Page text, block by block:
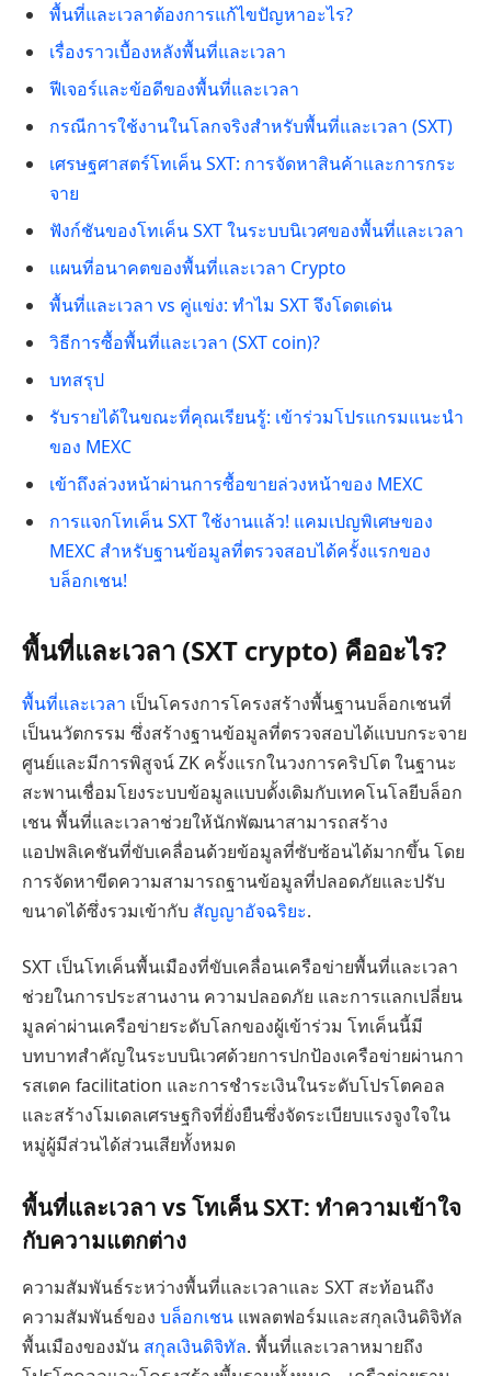
พื้นที่และเวลาต้องการแก้ไขปัญหาอะไร?
เรื่องราวเบื้องหลังพื้นที่และเวลา
ฟีเจอร์และข้อดีของพื้นที่และเวลา
กรณีการใช้งานในโลกจริงสำหรับพื้นที่และเวลา (SXT)
เศรษฐศาสตร์โทเค็น SXT: การจัดหาสินค้าและการกระ
จาย
ฟังก์ชันของโทเค็น SXT ในระบบนิเวศของพื้นที่และเวลา
แผนที่อนาคตของพื้นที่และเวลา Crypto
พื้นที่และเวลา vs คู่แข่ง: ทำไม SXT จึงโดดเด่น
วิธีการซื้อพื้นที่และเวลา (SXT coin)?
บทสรุป
รับรายได้ในขณะที่คุณเรียนรู้: เข้าร่วมโปรแกรมแนะนำ
ของ MEXC
เข้าถึงล่วงหน้าผ่านการซื้อขายล่วงหน้าของ MEXC
การแจกโทเค็น SXT ใช้งานแล้ว! แคมเปญพิเศษของ
MEXC สำหรับฐานข้อมูลที่ตรวจสอบได้ครั้งแรกของ
บล็อกเชน!
พื้นที่และเวลา (SXT crypto) คืออะไร?
พื้นที่และเวลา เป็นโครงการโครงสร้างพื้นฐานบล็อกเชนที่
เป็นนวัตกรรม ซึ่งสร้างฐานข้อมูลที่ตรวจสอบได้แบบกระจาย
ศูนย์และมีการพิสูจน์ ZK ครั้งแรกในวงการคริปโต ในฐานะ
สะพานเชื่อมโยงระบบข้อมูลแบบดั้งเดิมกับเทคโนโลยีบล็อก
เชน พื้นที่และเวลาช่วยให้นักพัฒนาสามารถสร้าง
แอปพลิเคชันที่ขับเคลื่อนด้วยข้อมูลที่ซับซ้อนได้มากขึ้น โดย
การจัดหาขีดความสามารถฐานข้อมูลที่ปลอดภัยและปรับ
ขนาดได้ซึ่งรวมเข้ากับ สัญญาอัจฉริยะ.
SXT เป็นโทเค็นพื้นเมืองที่ขับเคลื่อนเครือข่ายพื้นที่และเวลา
ช่วยในการประสานงาน ความปลอดภัย และการแลกเปลี่ยน
มูลค่าผ่านเครือข่ายระดับโลกของผู้เข้าร่วม โทเค็นนี้มี
บทบาทสำคัญในระบบนิเวศด้วยการปกป้องเครือข่ายผ่านกา
รสเตค facilitation และการชำระเงินในระดับโปรโตคอล
และสร้างโมเดลเศรษฐกิจที่ยั่งยืนซึ่งจัดระเบียบแรงจูงใจใน
หมู่ผู้มีส่วนได้ส่วนเสียทั้งหมด
พื้นที่และเวลา vs โทเค็น SXT: ทำความเข้าใจ
กับความแตกต่าง
ความสัมพันธ์ระหว่างพื้นที่และเวลาและ SXT สะท้อนถึง
ความสัมพันธ์ของ บล็อกเชน แพลตฟอร์มและสกุลเงินดิจิทัล
พื้นเมืองของมัน สกุลเงินดิจิทัล. พื้นที่และเวลาหมายถึง